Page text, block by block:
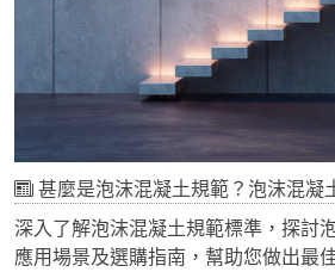
甚麼是泡沫混凝土規範？泡沫混凝
深入了解泡沫混凝土規範標準，探討
應用場景及選購指南，幫助您做出最